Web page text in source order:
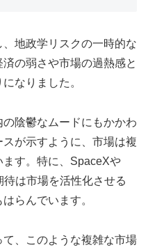
地政学リスクの一時的な
の弱さや市場の過熱感と
なりました。
の陰鬱なムードにもかかわ
が示すように、市場は複
す。特に、SpaceXや
は市場を活性化させる
らんでいます。
、このような複雑な市場